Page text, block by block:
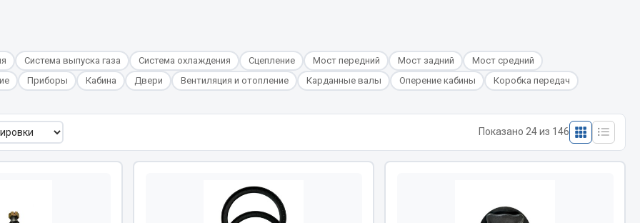
подогреватели
Автокаталоги
Аксессуары автомобильные
Брызговики
Показать ещё
Весь раздел
Охладжающие жидкости
Технические жидкости
Система выпуска газа Система охлаждения Сцепление Мост передний Мост задний
Мост средний
Приборы Кабина Двери Вентиляция и отопление Карданные валы Оперение кабины Коробка передач
Показано 24 из 146